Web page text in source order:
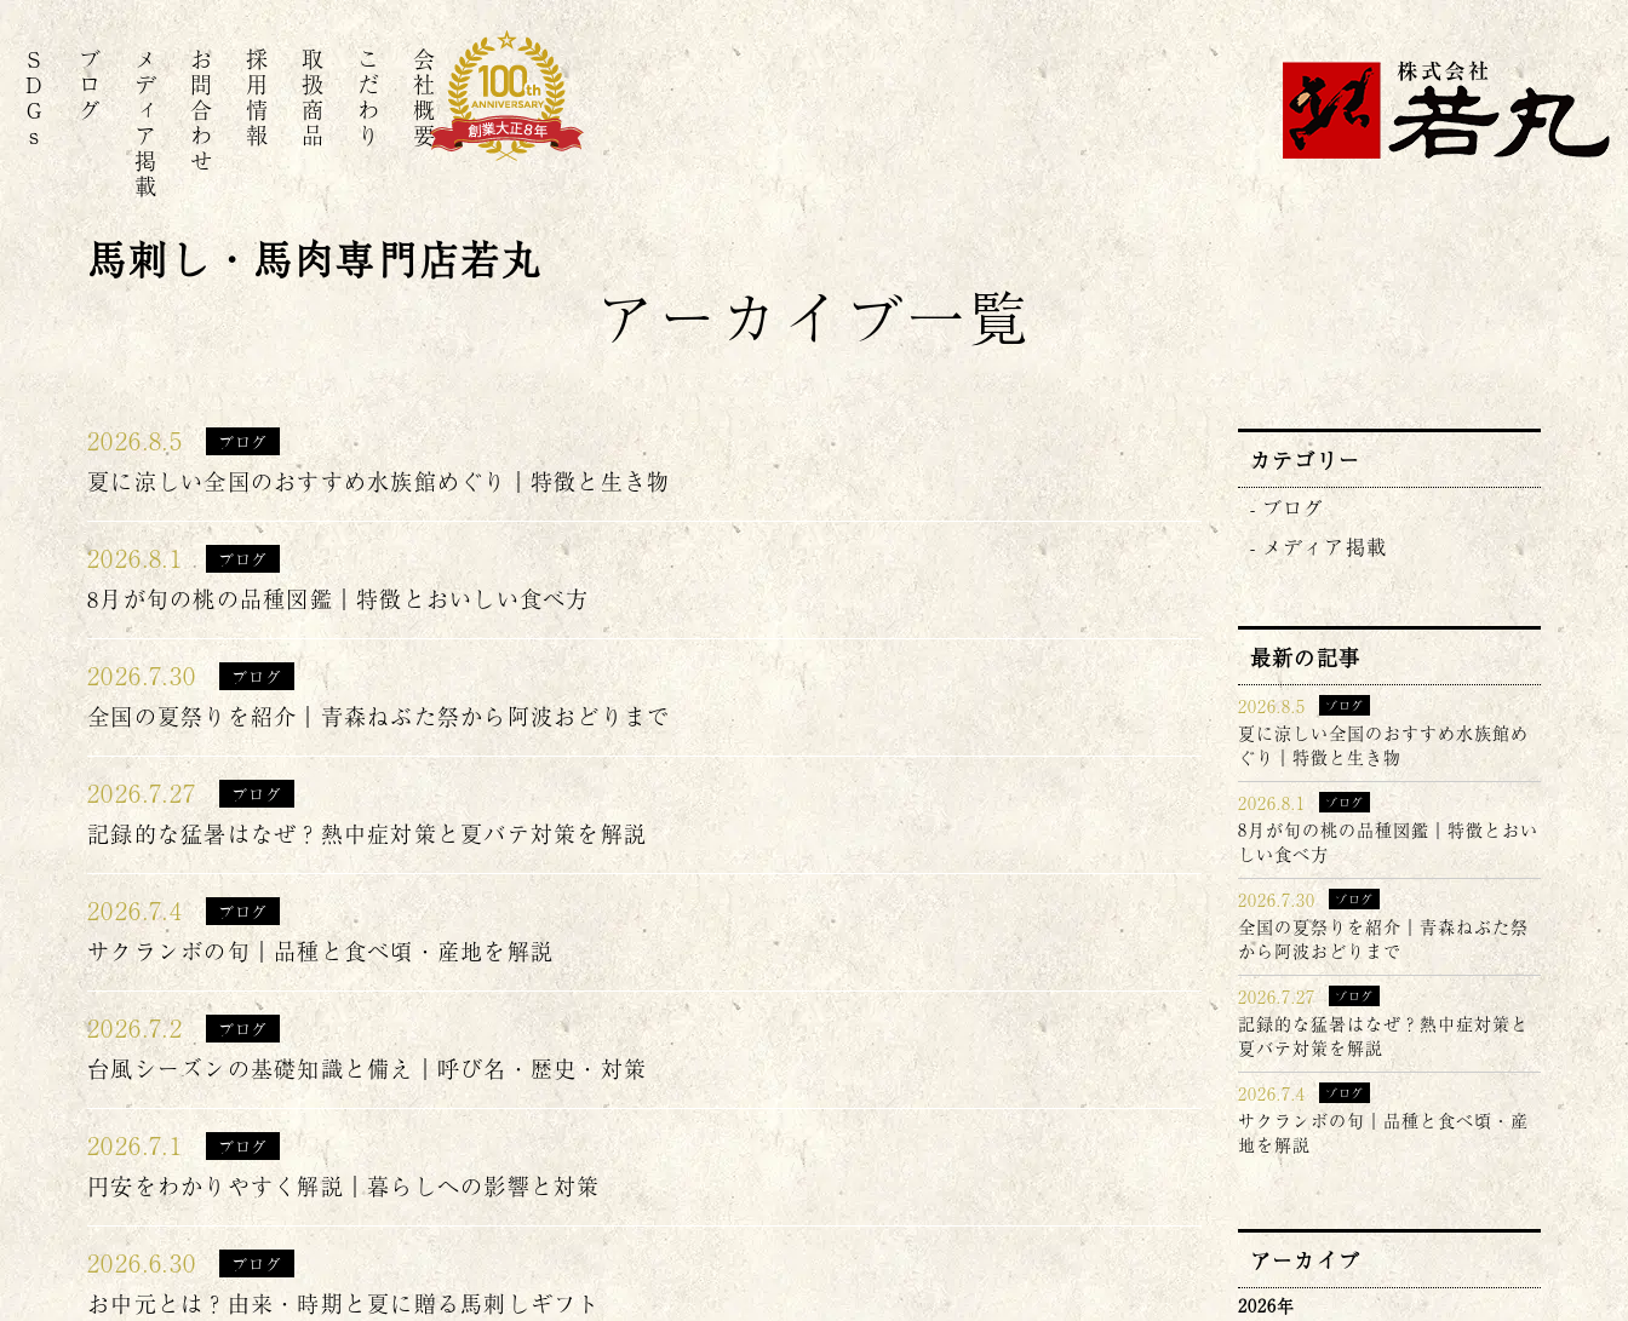
株式会社若丸
会社概要
こだわり
取扱商品
採用情報
お問合わせ
メディア掲載
ブログ
SDGs
馬刺し・馬肉専門店若丸
アーカイブ一覧
2026.8.5 ブログ
夏に涼しい全国のおすすめ水族館めぐり｜特徴と生き物
2026.8.1 ブログ
8月が旬の桃の品種図鑑｜特徴とおいしい食べ方
2026.7.30 ブログ
全国の夏祭りを紹介｜青森ねぶた祭から阿波おどりまで
2026.7.27 ブログ
記録的な猛暑はなぜ？熱中症対策と夏バテ対策を解説
2026.7.4 ブログ
サクランボの旬｜品種と食べ頃・産地を解説
2026.7.2 ブログ
台風シーズンの基礎知識と備え｜呼び名・歴史・対策
2026.7.1 ブログ
円安をわかりやすく解説｜暮らしへの影響と対策
2026.6.30 ブログ
お中元とは？由来・時期と夏に贈る馬刺しギフト
カテゴリー
ブログ
メディア掲載
最新の記事
2026.8.5 ブログ
夏に涼しい全国のおすすめ水族館め
ぐり｜特徴と生き物
2026.8.1
ブログ
8月が旬の桃の品種図鑑｜特徴とおい
しい食べ方
2026.7.30
ブログ
全国の夏祭りを紹介｜青森ねぶた祭
から阿波おどりまで
2026.7.27
ブログ
記録的な猛暑はなぜ？熱中症対策と
夏バテ対策を解説
2026.7.4
ブログ
サクランボの旬｜品種と食べ頃・産
地を解説
アーカイブ
2026年